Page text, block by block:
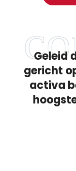
Geleid
gericht
activa